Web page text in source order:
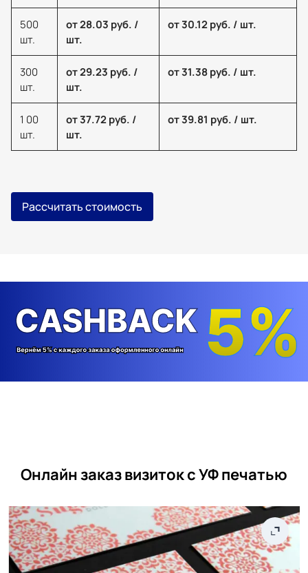
500
шт.
от 28.03 руб. /
шт.
от 30.12 руб. / шт.
300
шт.
от 29.23 руб. /
шт.
от 31.38 руб. / шт.
1 00
шт.
от 37.72 руб. /
шт.
от 39.81 руб. / шт.
Рассчитать стоимость
Онлайн заказ визиток с УФ печатью